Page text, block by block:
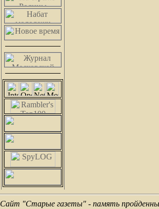
Сайт "Старые газеты" - память